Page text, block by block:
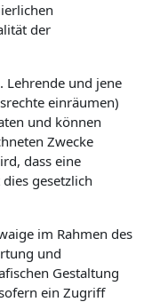
der
Lehrende und jene
einräumen)
und können
Zwecke
dass eine
gesetzlich
im Rahmen des
und
Gestaltung
ein Zugriff